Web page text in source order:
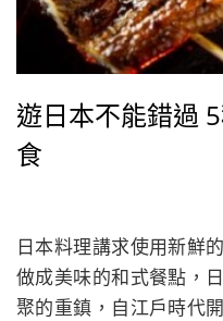
遊日本不能錯過
食
日本料理講求使用新鮮
做成美味的和式餐點，
聚的重鎮，自江戶時代